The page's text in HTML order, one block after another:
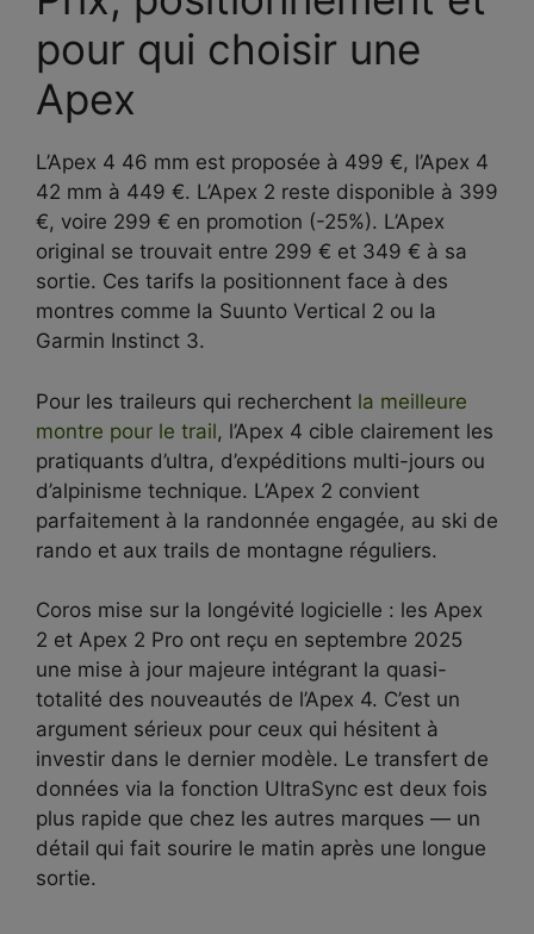
pour qui choisir une
Apex
L’Apex 4 46 mm est proposée à 499 €, l’Apex 4
42 mm à 449 €. L’Apex 2 reste disponible à 399
€, voire 299 € en promotion (-25%). L’Apex
original se trouvait entre 299 € et 349 € à sa
sortie. Ces tarifs la positionnent face à des
montres comme la Suunto Vertical 2 ou la
Garmin Instinct 3.
Pour les traileurs qui recherchent la meilleure
montre pour le trail, l’Apex 4 cible clairement les
pratiquants d’ultra, d’expéditions multi-jours ou
d’alpinisme technique. L’Apex 2 convient
parfaitement à la randonnée engagée, au ski de
rando et aux trails de montagne réguliers.
Coros mise sur la longévité logicielle : les Apex
2 et Apex 2 Pro ont reçu en septembre 2025
une mise à jour majeure intégrant la quasi-
totalité des nouveautés de l’Apex 4. C’est un
argument sérieux pour ceux qui hésitent à
investir dans le dernier modèle. Le transfert de
données via la fonction UltraSync est deux fois
plus rapide que chez les autres marques — un
détail qui fait sourire le matin après une longue
sortie.